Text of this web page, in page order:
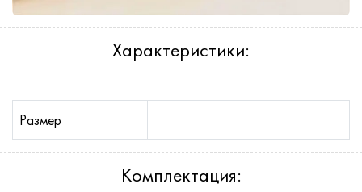
Характеристики:
Размер
Комплектация: